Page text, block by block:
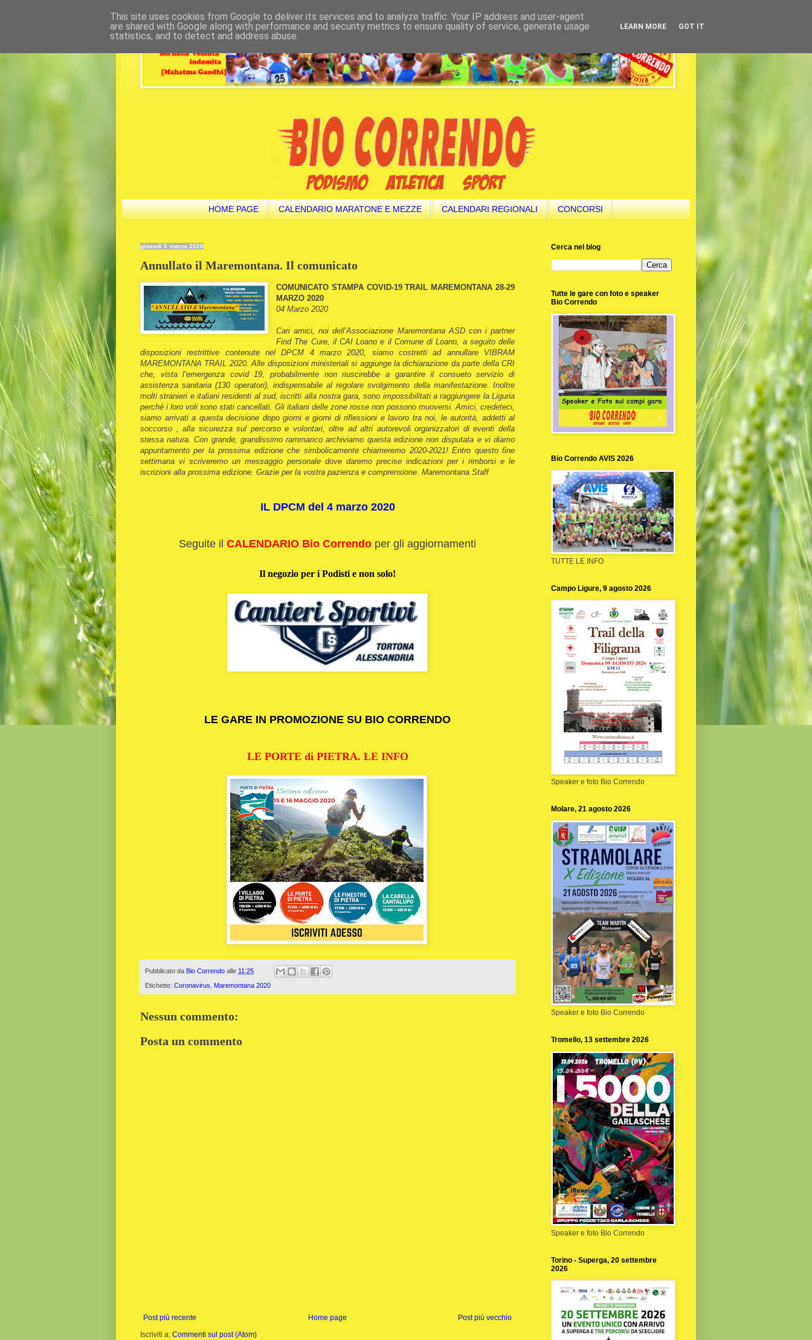
HOME PAGE CALENDARIO MARATONE E MEZZE CALENDARI REGIONALI CONCORSI
giovedì 5 marzo 2020
Annullato il Maremontana. Il comunicato
COMUNICATO STAMPA COVID-19 TRAIL MAREMONTANA 28-29
MARZO 2020
04 Marzo 2020
Cari amici, noi dell’Associazione Maremontana ASD con i partner
Find The Cure, il CAI Loano e il Comune di Loano, a seguito delle
disposizioni restrittive contenute nel DPCM 4 marzo 2020, siamo costretti ad annullare VIBRAM
MAREMONTANA TRAIL 2020. Alle disposizioni ministeriali si aggiunge la dichiarazione da parte della CRI
che, vista l’emergenza covid 19, probabilmente non riuscirebbe a garantire il consueto servizio di
assistenza sanitaria (130 operatori), indispensabile al regolare svolgimento della manifestazione. Inoltre
molti stranieri e italiani residenti al sud, iscritti alla nostra gara, sono impossibilitati a raggiungere la Liguria
perché i loro voli sono stati cancellati. Gli italiani delle zone rosse non possono muoversi. Amici, credeteci,
siamo arrivati a questa decisione dopo giorni e giorni di riflessioni e lavoro tra noi, le autorità, addetti al
soccorso , alla sicurezza sul percorso e volontari, oltre ad altri autorevoli organizzatori di eventi della
stessa natura. Con grande, grandissimo rammarico archiviamo questa edizione non disputata e vi diamo
appuntamento per la prossima edizione che simbolicamente chiameremo 2020-2021! Entro questo fine
settimana vi scriveremo un messaggio personale dove daremo precise indicazioni per i rimborsi e le
iscrizioni alla prossima edizione. Grazie per la vostra pazienza e comprensione. Maremontana Staff
IL DPCM del 4 marzo 2020
Seguite il CALENDARIO Bio Correndo per gli aggiornamenti
Il negozio per i Podisti e non solo!
LE GARE IN PROMOZIONE SU BIO CORRENDO
LE PORTE di PIETRA. LE INFO
Pubblicato da Bio Correndo alle 11:25
Etichette: Coronavirus Maremontana 2020
Nessun commento:
Posta un commento
Post più recente Post più vecchio
Home page
Iscriviti a: Commenti sul post (Atom)
Cerca nel blog
Tutte le gare con foto e speaker
Bio Correndo
Bio Correndo AVIS 2026
TUTTE LE INFO
Campo Ligure, 9 agosto 2026
Speaker e foto Bio Correndo
Molare, 21 agosto 2026
Speaker e foto Bio Correndo
Tromello, 13 settembre 2026
Speaker e foto Bio Correndo
Torino - Superga, 20 settembre
2026
This site uses cookies from Google to deliver its services and to analyze traffic. Your IP address and user-agent
are shared with Google along with performance and security metrics to ensure quality of service, generate usage
statistics, and to detect and address abuse.
LEARN MORE GOT IT